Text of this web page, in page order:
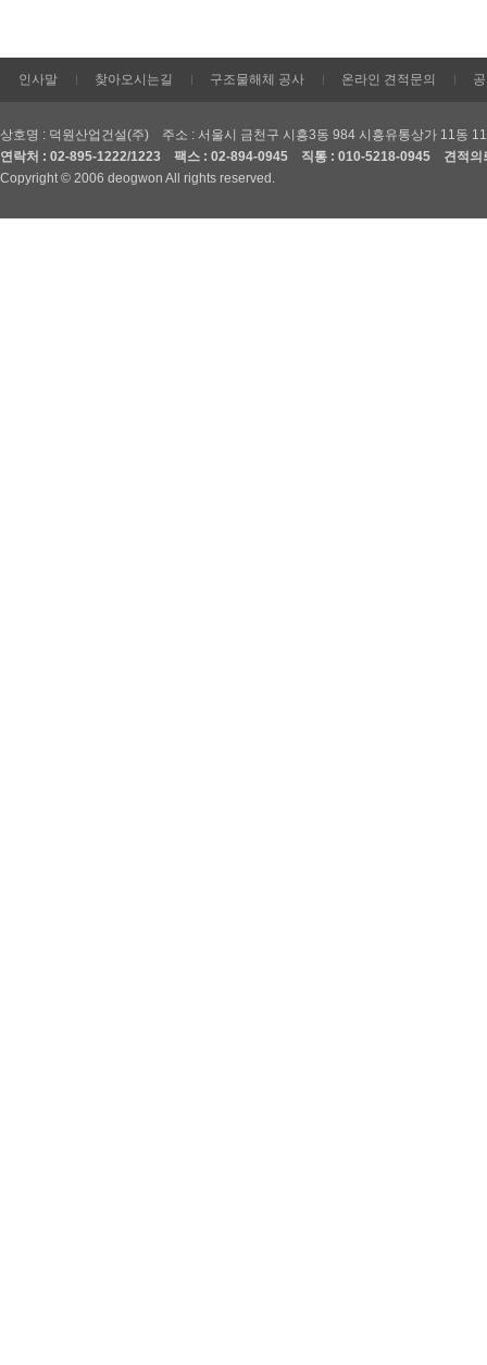
인사말 찾아오시는길 구조물해체 공사 온라인 견적문의
상호명 : 덕원산업건설(주) 주소 : 서울시 금천구 시흥3동 984 시흥유통상가 11동
연락처 : 02-895-1222/1223 팩스 : 02-894-0945 직통 : 010-5218-0945 견적의
Copyright © 2006 deogwon All rights reserved.